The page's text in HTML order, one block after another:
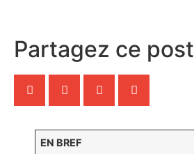
Partagez ce post
EN BREF